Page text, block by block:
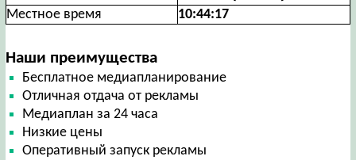
Местное время
10:44:17
Наши преимущества
Бесплатное медиапланирование
Отличная отдача от рекламы
Медиаплан за 24 часа
Низкие цены
Оперативный запуск рекламы